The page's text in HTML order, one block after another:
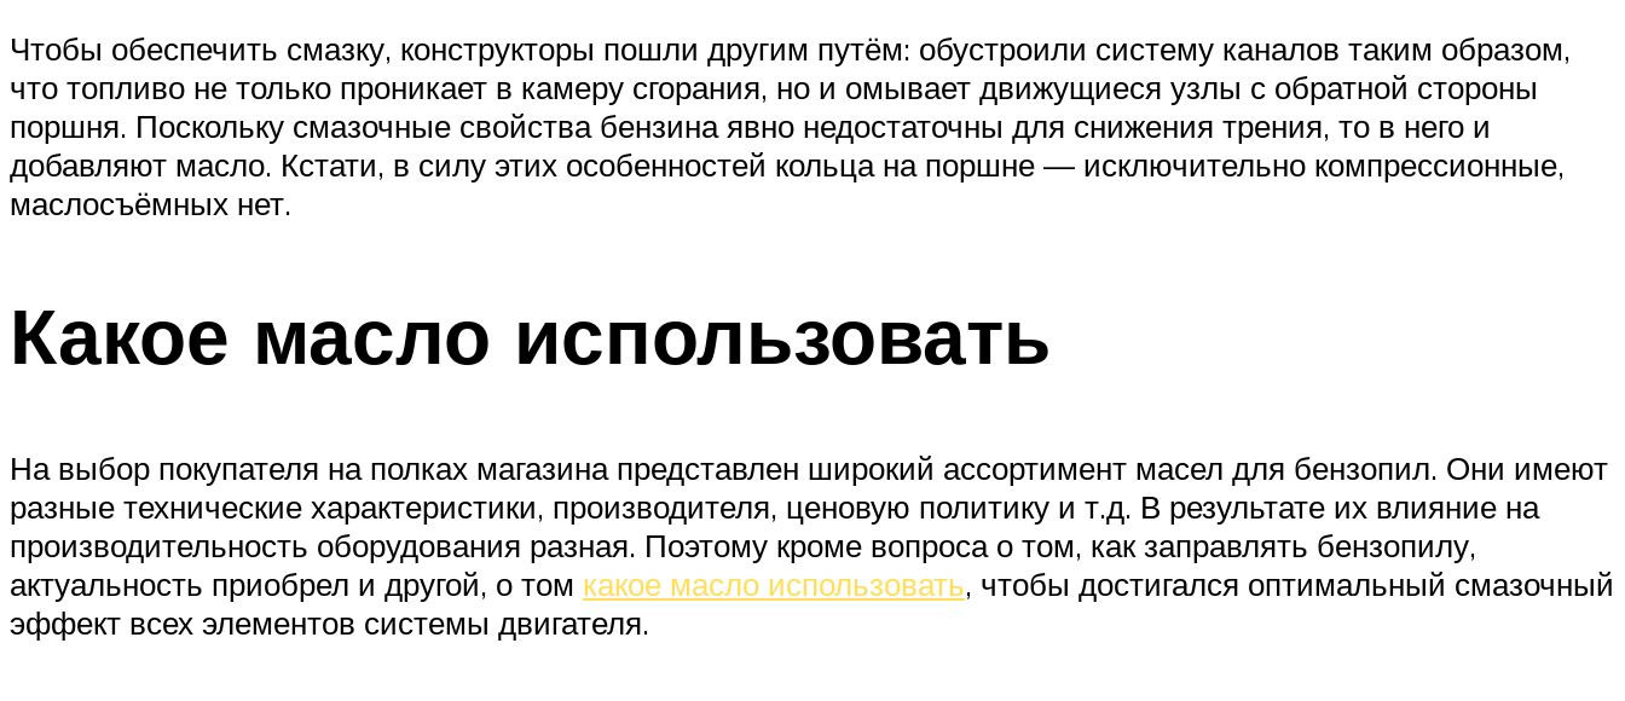
Чтобы обеспечить смазку, конструкторы пошли другим путём: обустроили систему каналов таким образом,
что топливо не только проникает в камеру сгорания, но и омывает движущиеся узлы с обратной стороны
поршня. Поскольку смазочные свойства бензина явно недостаточны для снижения трения, то в него и
добавляют масло. Кстати, в силу этих особенностей кольца на поршне — исключительно компрессионные,
маслосъёмных нет.
Какое масло использовать
На выбор покупателя на полках магазина представлен широкий ассортимент масел для бензопил. Они имеют
разные технические характеристики, производителя, ценовую политику и т.д. В результате их влияние на
производительность оборудования разная. Поэтому кроме вопроса о том, как заправлять бензопилу,
актуальность приобрел и другой, о том какое масло использовать, чтобы достигался оптимальный смазочный
эффект всех элементов системы двигателя.